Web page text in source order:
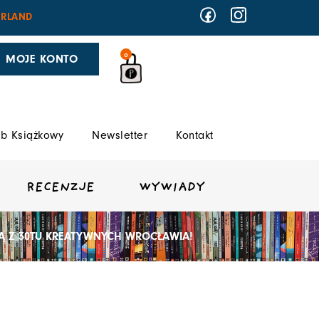
MOJE KONTO 0
Książkowy Newsletter Kontakt
RECENZJE WYWIADY
30TU KREATYWNYCH WROCŁAWIA!